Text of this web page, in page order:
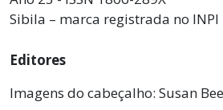
Sibila – marca registrada no INPI
Editores
Imagens do cabeçalho: Susan Bee